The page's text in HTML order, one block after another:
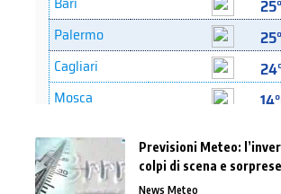
Previsioni Meteo:
colpi di scena e
News Meteo